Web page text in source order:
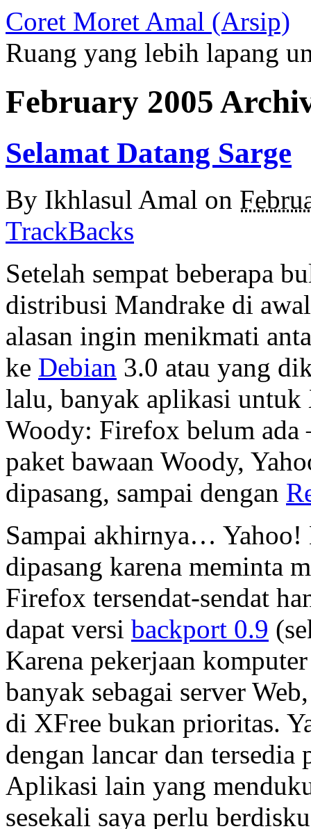
Coret Moret Amal (Arsip)
Ruang yang lebih lapang
February 2005
Selamat Datang Sarge
By Ikhlasul Amal on
TrackBacks
Setelah sempat beberapa
distribusi Mandrake di
alasan ingin menikmati
ke Debian 3.0 atau yang
lalu, banyak aplikasi
Woody: Firefox belum
paket bawaan Woody,
dipasang, sampai dengan
Sampai akhirnya… Yahoo!
dipasang karena meminta
Firefox tersendat-sendat
dapat versi backport 0.9
Karena pekerjaan
banyak sebagai server
di XFree bukan prioritas.
dengan lancar dan
Aplikasi lain yang
sesekali saya perlu